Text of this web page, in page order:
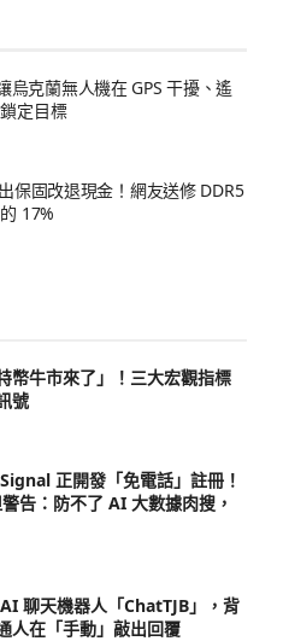
烏克蘭無人機在 GPS 干擾、遙
定目標
保固改退現金！網友送修 DDR5
17%
幣牛市來了」！三大宏觀指標
號
正開發「免電話」註冊！
告：防不了 AI 大數據肉搜，
聊天機器人「ChatTJB」，背
人在「手動」敲出回覆